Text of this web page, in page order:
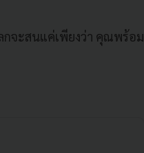
กจะสนแค่เพียงว่า คุณพร้อม